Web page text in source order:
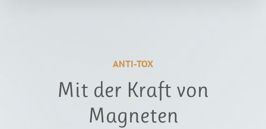
ANTI-TOX
Mit der Kraft von
Magneten